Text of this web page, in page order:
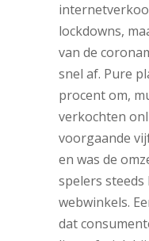
lockdowns,
van de
snel af. Pure
procent om,
verkochten
voorgaande
en was de
spelers
webwinkels.
dat